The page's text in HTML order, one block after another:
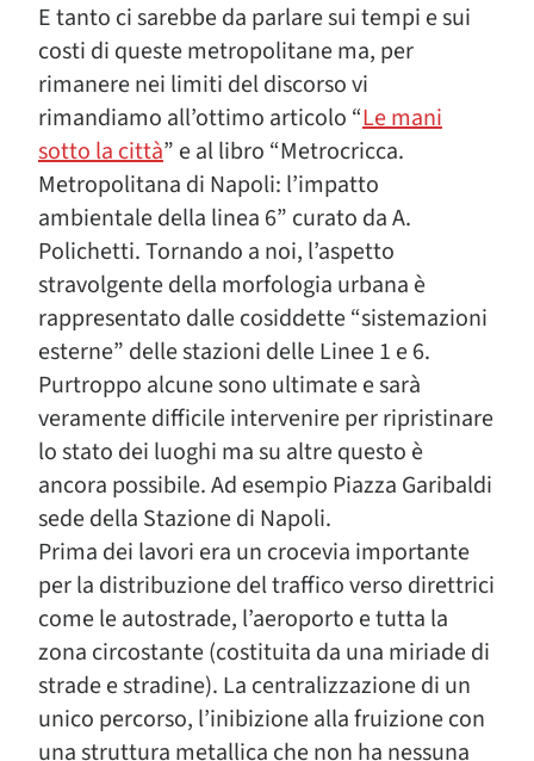
E tanto ci sarebbe da parlare sui tempi e sui
costi di queste metropolitane ma, per
rimanere nei limiti del discorso vi
rimandiamo all’ottimo articolo “Le mani
sotto la città” e al libro “Metrocricca.
Metropolitana di Napoli: l’impatto
ambientale della linea 6” curato da A.
Polichetti. Tornando a noi, l’aspetto
stravolgente della morfologia urbana è
rappresentato dalle cosiddette “sistemazioni
esterne” delle stazioni delle Linee 1 e 6.
Purtroppo alcune sono ultimate e sarà
veramente difficile intervenire per ripristinare
lo stato dei luoghi ma su altre questo è
ancora possibile. Ad esempio Piazza Garibaldi
sede della Stazione di Napoli.
Prima dei lavori era un crocevia importante
per la distribuzione del traffico verso direttrici
come le autostrade, l’aeroporto e tutta la
zona circostante (costituita da una miriade di
strade e stradine). La centralizzazione di un
unico percorso, l’inibizione alla fruizione con
una struttura metallica che non ha nessuna